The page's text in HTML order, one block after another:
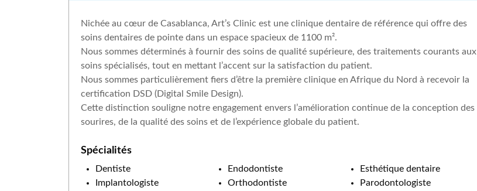
Nichée au cœur de Casablanca, Art’s Clinic est une clinique dentaire de référence qui offre des
soins dentaires de pointe dans un espace spacieux de 1100 m².
Nous sommes déterminés à fournir des soins de qualité supérieure, des traitements courants aux
soins spécialisés, tout en mettant l’accent sur la satisfaction du patient.
Nous sommes particulièrement fiers d’être la première clinique en Afrique du Nord à recevoir la
certification DSD (Digital Smile Design).
Cette distinction souligne notre engagement envers l’amélioration continue de la conception des
sourires, de la qualité des soins et de l’expérience globale du patient.
Spécialités
Dentiste Endodontiste
Esthétique dentaire
Implantologiste
Orthodontiste
Parodontologiste